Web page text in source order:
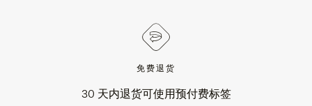
免费退货
30 天内退货可使用预付费标签